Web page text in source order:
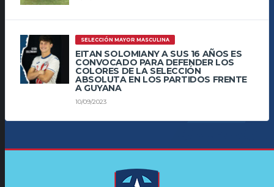
SELECCIÓN MAYOR MASCULINA
EITAN SOLOMIANY A SUS 16 AÑOS ES
CONVOCADO PARA DEFENDER LOS
COLORES DE LA SELECCIÓN
ABSOLUTA EN LOS PARTIDOS FRENTE
A GUYANA
10/09/2023